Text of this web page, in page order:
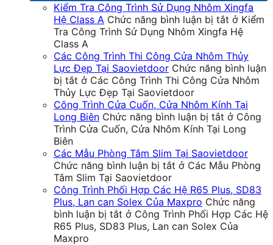
Kiểm Tra Công Trình Sử Dụng Nhôm Xingfa
Hệ Class A Chức năng bình luận bị tắt ở Kiểm
Tra Công Trình Sử Dụng Nhôm Xingfa Hệ
Class A
Các Công Trình Thi Công Cửa Nhôm Thủy
Lực Đẹp Tại Saovietdoor Chức năng bình luận
bị tắt ở Các Công Trình Thi Công Cửa Nhôm
Thủy Lực Đẹp Tại Saovietdoor
Công Trình Cửa Cuốn, Cửa Nhôm Kính Tại
Long Biên Chức năng bình luận bị tắt ở Công
Trình Cửa Cuốn, Cửa Nhôm Kính Tại Long
Biên
Các Mẫu Phòng Tắm Slim Tại Saovietdoor
Chức năng bình luận bị tắt ở Các Mẫu Phòng
Tắm Slim Tại Saovietdoor
Công Trình Phối Hợp Các Hệ R65 Plus, SD83
Plus, Lan can Solex Của Maxpro Chức năng
bình luận bị tắt ở Công Trình Phối Hợp Các Hệ
R65 Plus, SD83 Plus, Lan can Solex Của
Maxpro